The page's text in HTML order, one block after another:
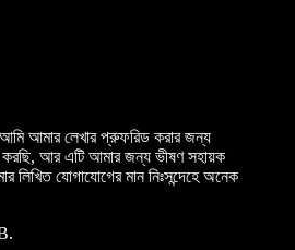
আমার লেখার প্রুফরিড করার জন্য
করছি, আর এটি আমার জন্য ভীষণ সহায়ক
লিখিত যোগাযোগের মান নিঃসন্দেহে অনেক